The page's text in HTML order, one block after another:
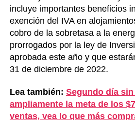
incluye importantes beneficios
exención del IVA en
cobro de la sobretasa a la
prorrogados por la ley de
aprobada este año y que
31 de diciembre de 2022.
Lea también: Segundo día
ampliamente la meta de los
ventas, vea lo que más